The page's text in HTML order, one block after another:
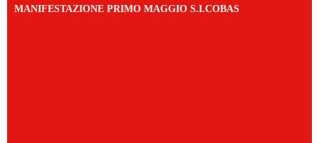
MANIFESTAZIONE PRIMO MAGGIO S.I.COBAS